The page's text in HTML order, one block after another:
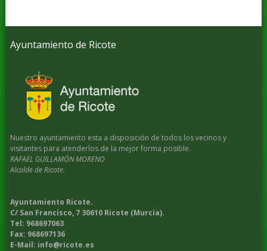
Ayuntamiento de Ricote
Nuestro ayuntamiento esta a disposición de todos los vecinos y
visitantes para atenderlos de la mejor forma posible.
RAFAEL GUILLAMÓN MORENO
Alcalde de Ricote.
Ayuntamiento Ricote.
C/ San Francisco, 7 30610 Ricote (Murcia).
Tel: 968697063
Fax: 968697136
E-Mail: info@ricote.es